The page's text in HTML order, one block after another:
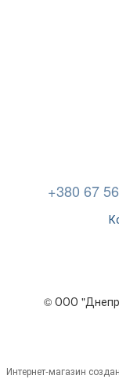
+380 67
© ООО
Интернет-магазин